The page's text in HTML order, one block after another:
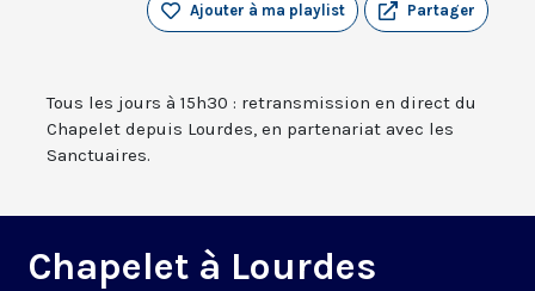
Partager
Ajouter à ma playlist
Tous les jours à 15h30 : retransmission en direct du
Chapelet depuis Lourdes, en partenariat avec les
Sanctuaires.
Chapelet à Lourdes